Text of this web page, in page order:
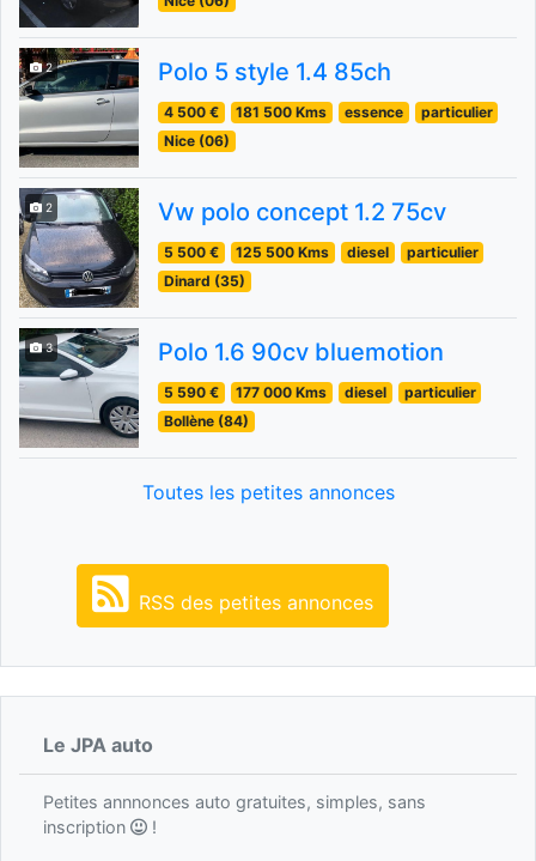
2 Polo 5 style 1.4 85ch
4 500 € 181 500 Kms essence
particulier
Nice (06)
2 Vw polo concept 1.2 75cv
5 500 € 125 500 Kms diesel
particulier
Dinard (35)
3 Polo 1.6 90cv bluemotion
5 590 € 177 000 Kms diesel
particulier
Bollène (84)
Toutes les petites annonces
RSS des petites annonces
Le JPA auto
Petites annnonces auto gratuites, simples, sans
inscription
!